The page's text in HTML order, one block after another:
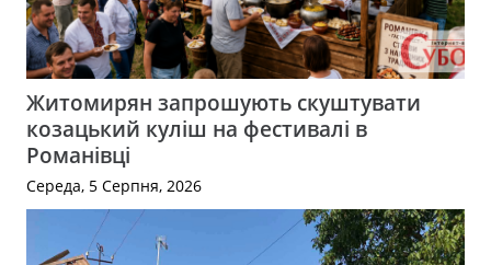
Житомирян запрошують скуштувати
козацький куліш на фестивалі в
Романівці
Середа, 5 Серпня, 2026